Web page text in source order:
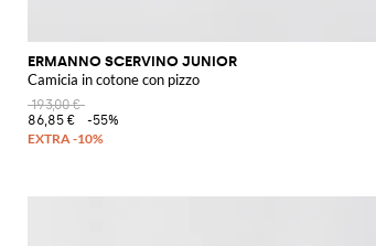
ERMANNO SCERVINO JUNIOR
Camicia in cotone con pizzo
193,00 €
86,85 €
-55%